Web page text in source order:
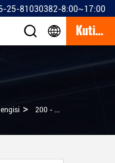
25-81030382-8:00~17:00
Kutipan
> 200 - 355 Kg / Jam Filler Masterbatch Plastik Extruder Machine Double Screw